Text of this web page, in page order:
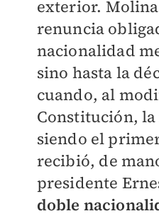
exterior.
renuncia
nacionalidad
sino hasta la
cuando, al
Constitución,
siendo el
recibió, de
presidente
doble